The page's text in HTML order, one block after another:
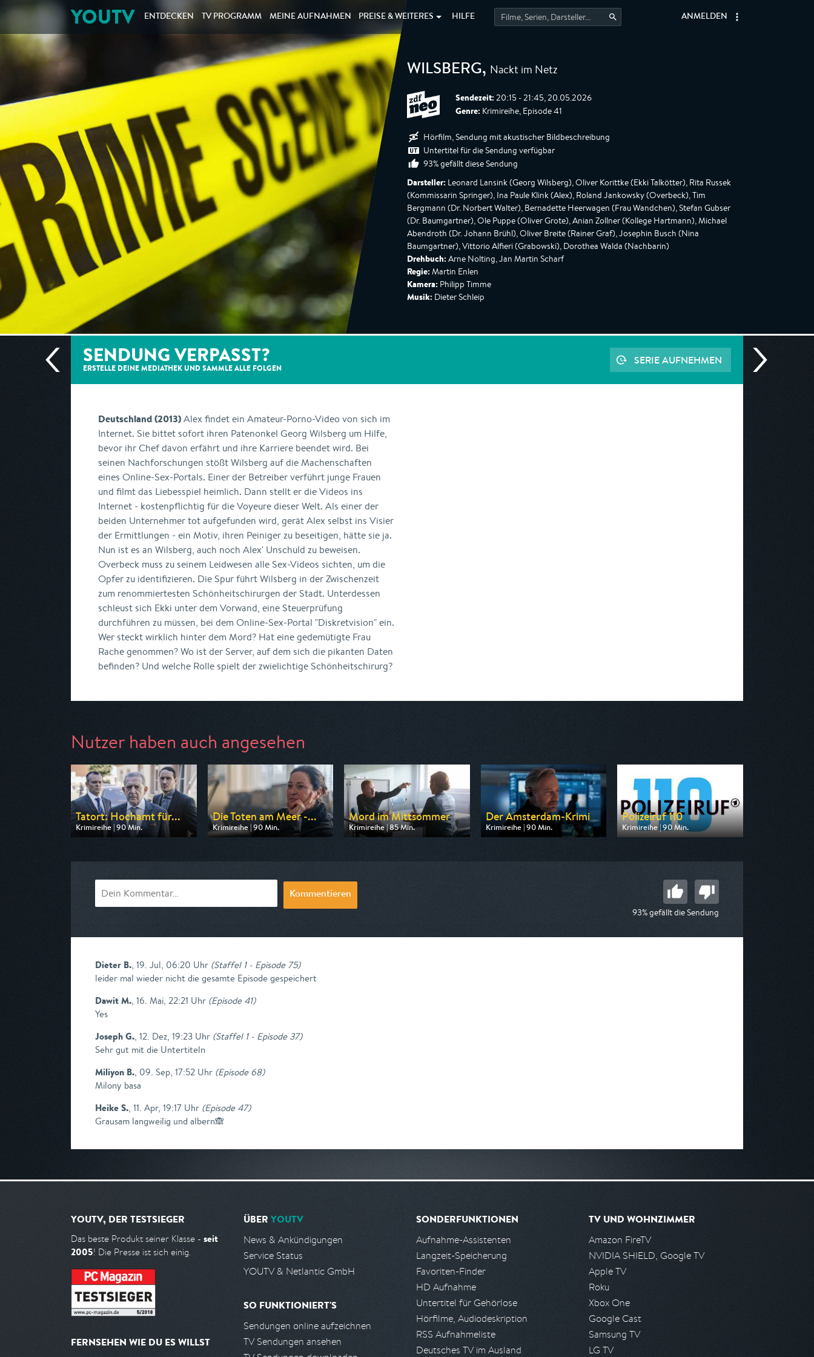
YOUTV ENTDECKEN TV PROGRAMM MEINE AUFNAHMEN PREISE & WEITERES HILFE ANMELDEN
WILSBERG, Nackt im Netz
Sendezeit: 20:15 - 21:45, 20.05.2026
Genre: Krimireihe, Episode 41
Hörfilm, Sendung mit akustischer Bildbeschreibung
Untertitel für die Sendung verfügbar
93% gefällt diese Sendung
Darsteller: Leonard Lansink (Georg Wilsberg), Oliver Korittke (Ekki Talkötter), Rita Russek
(Kommissarin Springer), Ina Paule Klink (Alex), Roland Jankowsky (Overbeck), Tim
Bergmann (Dr. Norbert Walter), Bernadette Heerwagen (Frau Wandchen), Stefan Gubser
(Dr. Baumgartner), Ole Puppe (Oliver Grote), Anian Zollner (Kollege Hartmann), Michael
Abendroth (Dr. Johann Brühl), Oliver Breite (Rainer Graf), Josephin Busch (Nina
Baumgartner), Vittorio Alfieri (Grabowski), Dorothea Walda (Nachbarin)
Drehbuch: Arne Nolting, Jan Martin Scharf
Regie: Martin Enlen
Kamera: Philipp Timme
Musik: Dieter Schleip
SENDUNG VERPASST?
ERSTELLE DEINE MEDIATHEK UND SAMMLE ALLE FOLGEN
SERIE AUFNEHMEN
Deutschland (2013)Alex findet ein Amateur-Porno-Video von sich im
Internet. Sie bittet sofort ihren Patenonkel Georg Wilsberg um Hilfe,
bevor ihr Chef davon erfährt und ihre Karriere beendet wird. Bei
seinen Nachforschungen stößt Wilsberg auf die Machenschaften
eines Online-Sex-Portals. Einer der Betreiber verführt junge Frauen
und filmt das Liebesspiel heimlich. Dann stellt er die Videos ins
Internet - kostenpflichtig für die Voyeure dieser Welt. Als einer der
beiden Unternehmer tot aufgefunden wird, gerät Alex selbst ins Visier
der Ermittlungen - ein Motiv, ihren Peiniger zu beseitigen, hätte sie ja.
Nun ist es an Wilsberg, auch noch Alex' Unschuld zu beweisen.
Overbeck muss zu seinem Leidwesen alle Sex-Videos sichten, um die
Opfer zu identifizieren. Die Spur führt Wilsberg in der Zwischenzeit
zum renommiertesten Schönheitschirurgen der Stadt. Unterdessen
schleust sich Ekki unter dem Vorwand, eine Steuerprüfung
durchführen zu müssen, bei dem Online-Sex-Portal "Diskretvision" ein.
Wer steckt wirklich hinter dem Mord? Hat eine gedemütigte Frau
Rache genommen? Wo ist der Server, auf dem sich die pikanten Daten
befinden? Und welche Rolle spielt der zwielichtige Schönheitschirurg?
Nutzer haben auch angesehen
Tatort: Hochamt für...
Krimireihe | 90 Min.
Ausgestrahlt von BR
Die Toten am Meer -...
Krimireihe | 90 Min.
Ausgestrahlt von ARD
Mord im Mittsommer
Krimireihe | 85 Min.
Ausgestrahlt von arte
Der Amsterdam-Krimi
Krimireihe | 90 Min.
Ausgestrahlt von ARD
Polizeiruf 110
Krimireihe | 90 Min.
Ausgestrahlt von MDR
Kommentieren
93% gefällt die Sendung
Dieter B., 19. Jul, 06:20 Uhr (Staffel 1 - Episode 75)
leider mal wieder nicht die gesamte Episode gespeichert
Dawit M., 16. Mai, 22:21 Uhr (Episode 41)
Yes
Joseph G., 12. Dez, 19:23 Uhr (Staffel 1 - Episode 37)
Sehr gut mit die Untertiteln
Miliyon B., 09. Sep, 17:52 Uhr (Episode 68)
Milony basa
Heike S., 11. Apr, 19:17 Uhr (Episode 47)
Grausam langweilig und albern🙈
YOUTV, DER TESTSIEGER
Das beste Produkt seiner Klasse - seit
2005! Die Presse ist sich einig.
FERNSEHEN WIE DU ES WILLST
ÜBER YOUTV
News & Ankündigungen
Service Status
YOUTV & Netlantic GmbH
SO FUNKTIONIERT'S
Sendungen online aufzeichnen
TV Sendungen ansehen
SONDERFUNKTIONEN
Aufnahme-Assistenten
Langzeit-Speicherung
Favoriten-Finder
HD Aufnahme
Untertitel für Gehörlose
Hörfilme, Audiodeskription
RSS Aufnahmeliste
Deutsches TV im Ausland
TV UND WOHNZIMMER
Amazon FireTV
NVIDIA SHIELD, Google TV
Apple TV
Roku
Xbox One
Google Cast
Samsung TV
LG TV